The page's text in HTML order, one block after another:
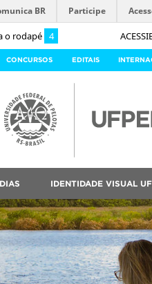
o rodapé 4
BR Participe
CONCURSOS EDITAIS
IDENTIDADE VISUAL